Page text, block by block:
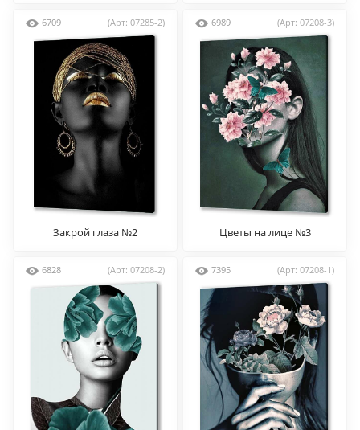
6709 (Арт: 07285-2)
Закрой глаза №2
6989 (Арт: 07208-3)
Цветы на лице №3
6828 (Арт: 07208-2) 7395 (Арт: 07208-1)